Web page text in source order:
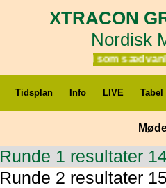
XTRACON
Nordisk
Yuri som
Tidsplan Info LIVE Tabel
Runde 1 resultater
Runde 2 resultater